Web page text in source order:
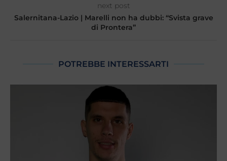
next post
Salernitana-Lazio | Marelli non ha dubbi: “Svista grave
di Prontera”
POTREBBE INTERESSARTI